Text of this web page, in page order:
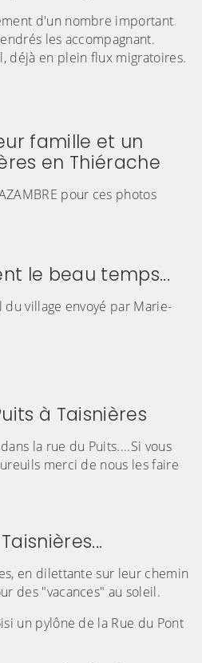
d'un nombre important
les accompagnant.
déjà en plein flux migratoires.
famille et un
en Thiérache
pour ces photos
le beau temps...
village envoyé par Marie-
à Taisnières
la rue du Puits....Si vous
merci de nous les faire
en dilettante sur leur chemin
des "vacances" au soleil.
un pylône de la Rue du Pont